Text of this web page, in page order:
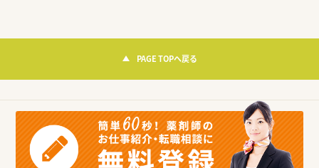
PAGE TOPへ戻る